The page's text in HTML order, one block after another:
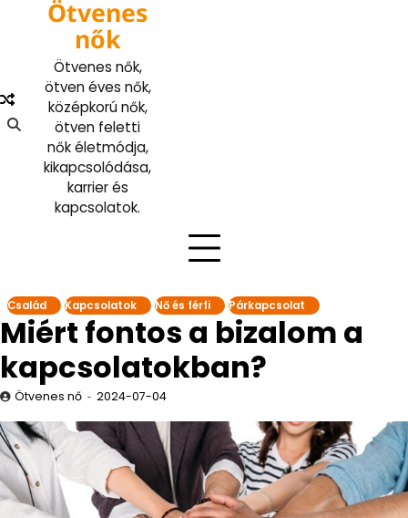
Ötvenes
nők
Ötvenes nők,
ötven éves nők,
középkorú nők,
ötven feletti
nők életmódja,
kikapcsolódása,
karrier és
kapcsolatok.
Család Kapcsolatok Nő és férfi Párkapcsolat
Miért fontos a bizalom a
kapcsolatokban?
Ötvenes nő 2024-07-04